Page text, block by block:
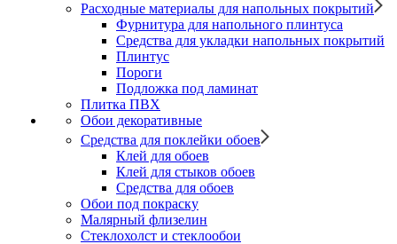
Расходные материалы для напольных покрытий
Фурнитура для напольного плинтуса
Средства для укладки напольных покрытий
Плинтус
Пороги
Подложка под ламинат
Плитка ПВХ
Обои декоративные
Средства для поклейки обоев
Клей для обоев
Клей для стыков обоев
Средства для обоев
Обои под покраску
Малярный флизелин
Стеклохолст и стеклообои